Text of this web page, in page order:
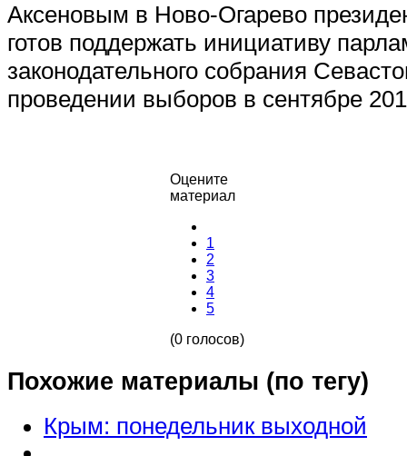
Аксеновым в Ново-Огарево
готов поддержать инициативу
законодательного собрания
проведении выборов в сентябре
Оцените
материал
1
2
3
4
5
(0 голосов)
Похожие материалы (по тегу)
Крым: понедельник выходной